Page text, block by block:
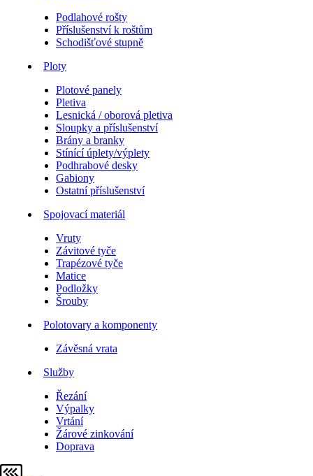
Podlahové rošty
Příslušenství k roštům
Schodišťové stupně
Ploty
Plotové panely
Pletiva
Lesnická / oborová pletiva
Sloupky a příslušenství
Brány a branky
Stínící úplety/výplety
Podhrabové desky
Gabiony
Ostatní příslušenství
Spojovací materiál
Vruty
Závitové tyče
Trapézové tyče
Matice
Podložky
Šrouby
Polotovary a komponenty
Závěsná vrata
Služby
Řezání
Výpalky
Vrtání
Žárové zinkování
Doprava